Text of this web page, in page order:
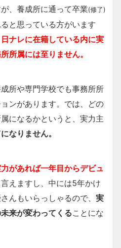
、養成所に通って卒業(修了)
と思っている方がいます
日ナレに在籍している内に実
所属には至りません。
所や専門学校でも事務所所
ンがあります。では、どの
になるかというと、実力主
なりません。
があれば一年目からデビュ
えますし、中には5年かけ
んもいらっしゃるので、 実
来が変わってくることにな